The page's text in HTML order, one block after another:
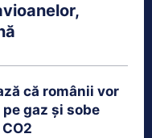
că românii vor
gaz și sobe